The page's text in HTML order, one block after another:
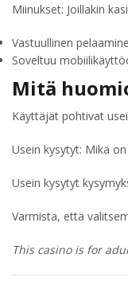
Miinukset: Joillakin
Vastuullinen
Soveltuu
Mitä
Käyttäjät pohtivat
Usein kysytyt: Mikä
Usein kysytyt
Varmista, että
This casino is for